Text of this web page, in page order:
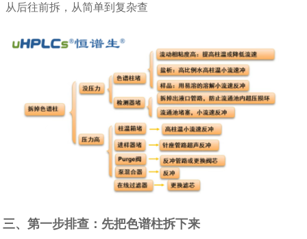
从后往前拆，从简单到复杂查
三、第一步排查：先把色谱柱拆下来